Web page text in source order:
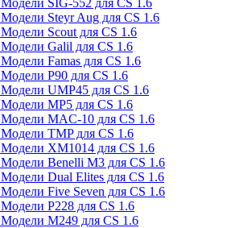
Модели Steyr Aug для CS 1.6
Модели Scout для CS 1.6
Модели Galil для CS 1.6
Модели Famas для CS 1.6
Модели P90 для CS 1.6
Модели UMP45 для CS 1.6
Модели MP5 для CS 1.6
Модели MAC-10 для CS 1.6
Модели TMP для CS 1.6
Модели XM1014 для CS 1.6
Модели Benelli M3 для CS 1.6
Модели Dual Elites для CS 1.6
Модели Five Seven для CS 1.6
Модели P228 для CS 1.6
Модели M249 для CS 1.6